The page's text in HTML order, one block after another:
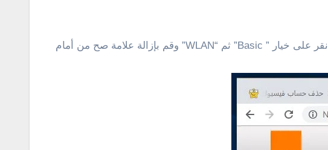
فى حالة كنت ترغب فى إيقاف وتعطيل القائمة البيضاء فى الراوتر، سجل دخول إلى صفحة الإعدادات، ثم أنقر على خيار ” Basic” ثم “WLAN” وقم بإزالة علامة صح من أمام